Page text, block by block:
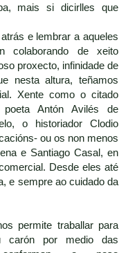
mais si dicirlles que
e lembrar a aqueles
colaborando de xeito
proxecto, infinidade de
nesta altura, teñamos
Xente como o citado
Antón Avilés de
o historiador Clodio
ou os non menos
e Santiago Casal, en
Desde eles até
e sempre ao cuidado da
permite traballar para
carón por medio das